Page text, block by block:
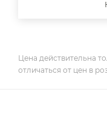
Цена действительна
отличаться от цен в